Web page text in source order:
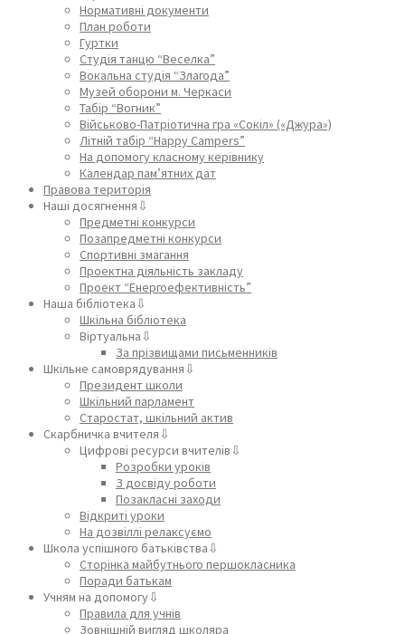
Нормативні документи
План роботи
Гуртки
Студія танцю “Веселка”
Вокальна студія “Злагода”
Музей оборони м. Черкаси
Табір “Вогник”
Військово-Патріотична гра «Сокіл» («Джура»)
Літній табір “Happy Campers”
На допомогу класному керівнику
Календар пам’ятних дат
Правова територія
Наші досягнення⇩
Предметні конкурси
Позапредметні конкурси
Спортивні змагання
Проектна діяльність закладу
Проект “Енергоефективність”
Наша бібліотека⇩
Шкільна бібліотека
Віртуальна⇩
За прізвищами письменників
Шкільне самоврядування⇩
Президент школи
Шкільний парламент
Старостат, шкільний актив
Скарбничка вчителя⇩
Цифрові ресурси вчителів⇩
Розробки уроків
З досвіду роботи
Позакласні заходи
Відкриті уроки
На дозвіллі релаксуємо
Школа успішного батьківства⇩
Сторінка майбутнього першокласника
Поради батькам
Учням на допомогу⇩
Правила для учнів
Зовнішній вигляд школяра